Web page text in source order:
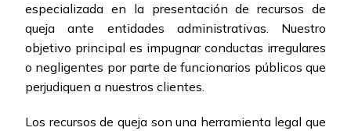
especializada en la presentación de recursos de
queja ante entidades administrativas. Nuestro
objetivo principal es impugnar conductas irregulares
o negligentes por parte de funcionarios públicos que
perjudiquen a nuestros clientes.
Los recursos de queja son una herramienta legal que